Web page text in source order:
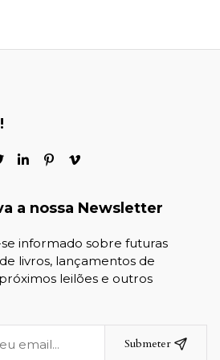
a nossa Newsletter
informado sobre futuras
livros, lançamentos de
leilões e outros
Submeter